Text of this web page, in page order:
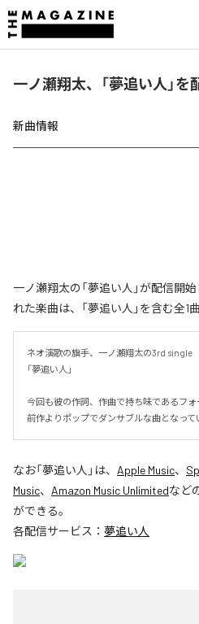
一ノ瀬翔太、「夢追い人」を
新曲情報
一ノ瀬翔太の「夢追い人」が配信開
れた楽曲は、「夢追い人」を含む全1
ネオ演歌の旗手、一ノ瀬翔太の3rd single
「夢追い人」
今回も彼の作詞、作曲で持ち味であるフォ
前作よりポップでダンサブルな曲となって
なお「夢追い人 」は、 Apple Music、
Music、 Amazon Music Unlimitedなど
ができる。
各配信サービス： 夢追い人